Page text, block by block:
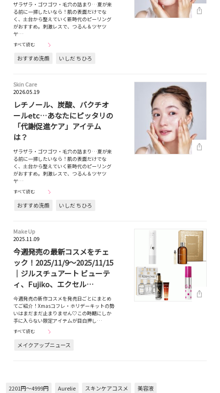
ザラザラ・ゴワゴワ・毛穴の詰まり…夏が来
る前に一掃したいなら！肌の表面だけでな
く、土台から整えていく新時代のピーリング
がおすすめ。刺激レスで、つるん＆ツヤツ
ヤ…
すべて読む
おすすめ洗顔 いしだ ちひろ
Skin Care
2026.05.19
レチノール、炭酸、バクチオ
ールetc…あなたにピッタリの
「代謝促進ケア」アイテム
は？
ザラザラ・ゴワゴワ・毛穴の詰まり…夏が来
る前に一掃したいなら！肌の表面だけでな
く、土台から整えていく新時代のピーリング
がおすすめ。刺激レスで、つるん＆ツヤツ
ヤ…
すべて読む
おすすめ洗顔 いしだ ちひろ
Make Up
2025.11.09
今週発売の最新コスメをチェ
ック！2025/11/9～2025/11/15
｜ジルスチュアート ビューテ
ィ、Fujiko、エクセル…
今週発売の新作コスメを発売日ごとにまとめ
てご紹介！Xmasコフレ・ホリデーキットの勢
いはまだまだ止まりません♡この時期にしか
手に入らない限定アイテムが目白押し…
すべて読む
メイクアップニュース
2201円～4999円 Aurelie スキンケアコスメ 美容液